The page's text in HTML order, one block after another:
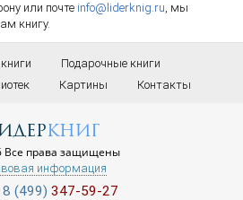
до
до
или почте info@liderknig.ru, мы
книгу.
Подарочные книги
Картины Контакты
книг
Все права защищены
информация
8 (499) 347-59-27